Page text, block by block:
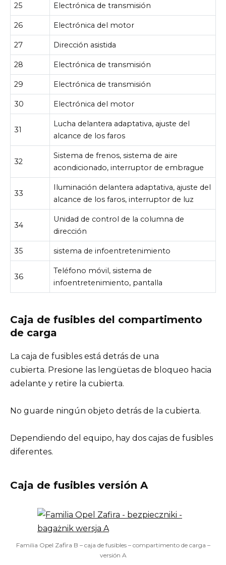
25 Electrónica de transmisión
26 Electrónica del motor
27 Dirección asistida
28 Electrónica de transmisión
29 Electrónica de transmisión
30 Electrónica del motor
31
Lucha delantera adaptativa, ajuste del
alcance de los faros
32
Sistema de frenos, sistema de aire
acondicionado, interruptor de embrague
33
Iluminación delantera adaptativa, ajuste del
alcance de los faros, interruptor de luz
34
Unidad de control de la columna de
dirección
35 sistema de infoentretenimiento
36
Teléfono móvil, sistema de
infoentretenimiento, pantalla
Caja de fusibles del compartimento
de carga
La caja de fusibles está detrás de una
cubierta. Presione las lengüetas de bloqueo hacia
adelante y retire la cubierta.
No guarde ningún objeto detrás de la cubierta.
Dependiendo del equipo, hay dos cajas de fusibles
diferentes.
Caja de fusibles versión A
Familia Opel Zafira B – caja de fusibles – compartimento de carga –
versión A